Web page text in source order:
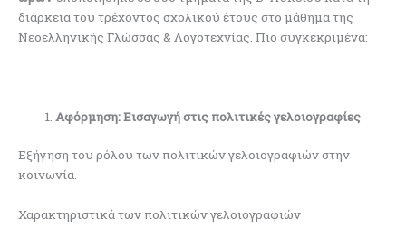
διάρκεια του τρέχοντος σχολικού έτους στο μάθημα της
Νεοελληνικής Γλώσσας & Λογοτεχνίας. Πιο συγκεκριμένα:
Αφόρμηση: Εισαγωγή στις πολιτικές γελοιογραφίες
Εξήγηση του ρόλου των πολιτικών γελοιογραφιών στην
κοινωνία.
Χαρακτηριστικά των πολιτικών γελοιογραφιών